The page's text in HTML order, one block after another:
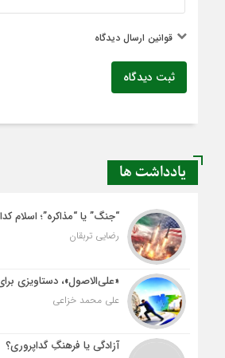
قوانین ارسال دیدگاه
ثبت دیدگاه
یادداشت ها
“جنگ” یا “مذاکره”؛ اسلام
رضایی تربقان
«علی‌الاصول»، دستاویزی
علی محمد خزاعی
آزادگی یا فرهنگِ گداپروری؟